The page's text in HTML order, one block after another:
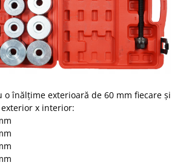
o înălțime exterioară de 60 mm fiecare și
x interior: